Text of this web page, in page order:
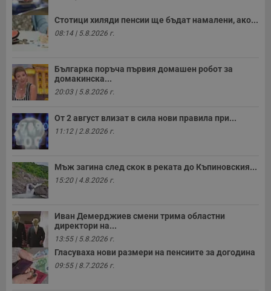
Стотици хиляди пенсии ще бъдат намалени, ако...
08:14 | 5.8.2026 г.
Българка поръча първия домашен робот за
домакинска...
20:03 | 5.8.2026 г.
От 2 август влизат в сила нови правила при...
11:12 | 2.8.2026 г.
Мъж загина след скок в реката до Къпиновския...
15:20 | 4.8.2026 г.
Иван Демерджиев смени трима областни
директори на...
13:55 | 5.8.2026 г.
Гласуваха нови размери на пенсиите за догодина
09:55 | 8.7.2026 г.